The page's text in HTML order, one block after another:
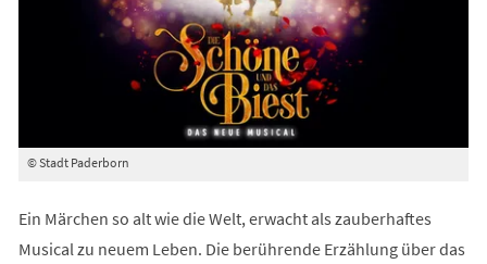
© Stadt Paderborn
Ein Märchen so alt wie die Welt, erwacht als zauberhaftes
Musical zu neuem Leben. Die berührende Erzählung über das